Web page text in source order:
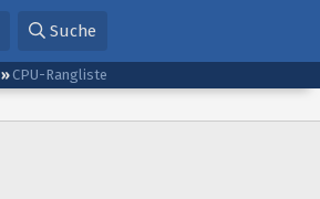
Suche
CPU-Rangliste